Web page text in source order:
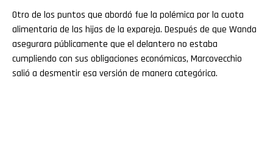
Otro de los puntos que abordó fue la polémica por la cuota
alimentaria de las hijas de la expareja. Después de que Wanda
asegurara públicamente que el delantero no estaba
cumpliendo con sus obligaciones económicas, Marcovecchio
salió a desmentir esa versión de manera categórica.